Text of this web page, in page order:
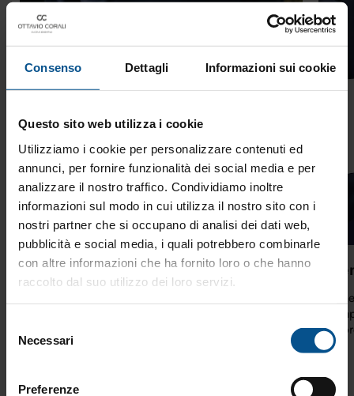
Consenso Dettagli Informazioni sui cookie
Questo sito web utilizza i cookie
Utilizziamo i cookie per personalizzare contenuti ed
annunci, per fornire funzionalità dei social media e per
analizzare il nostro traffico. Condividiamo inoltre
informazioni sul modo in cui utilizza il nostro sito con i
nostri partner che si occupano di analisi dei dati web,
pubblicità e social media, i quali potrebbero combinarle
con altre informazioni che ha fornito loro o che hanno
raccolto dal suo utilizzo dei loro servizi.
delNecessari
Preferenze
Visione, equilibrio e senso del
perché
collega valori, azioni e obiettivi per far crescere il
gruppo e vincere insieme.